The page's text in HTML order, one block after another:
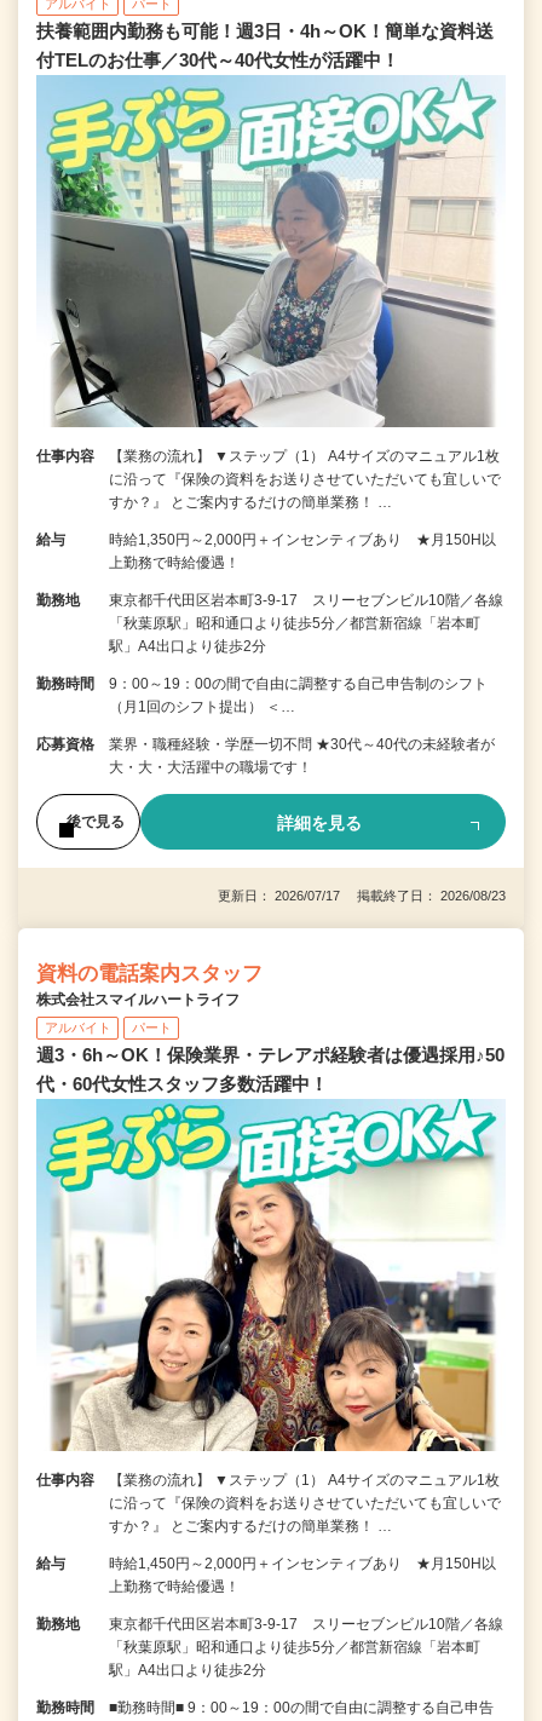
アルバイト パート
扶養範囲内勤務も可能！週3日・4h～OK！簡単な資料送
付TELのお仕事／30代～40代女性が活躍中！
仕事内容
【業務の流れ】 ▼ステップ（1） A4サイズのマニュアル1枚
に沿って『保険の資料をお送りさせていただいても宜しいで
すか？』 とご案内するだけの簡単業務！ …
給与
時給1,350円～2,000円＋インセンティブあり ★月150H以
上勤務で時給優遇！
勤務地
東京都千代田区岩本町3-9-17 スリーセブンビル10階／各線
「秋葉原駅」昭和通口より徒歩5分／都営新宿線「岩本町
駅」A4出口より徒歩2分
勤務時間
9：00～19：00の間で自由に調整する自己申告制のシフト
（月1回のシフト提出） ＜…
応募資格
業界・職種経験・学歴一切不問 ★30代～40代の未経験者が
大・大・大活躍中の職場です！
後で見る 詳細を見る
更新日： 2026/07/17 掲載終了日： 2026/08/23
資料の電話案内スタッフ
株式会社スマイルハートライフ
アルバイト パート
週3・6h～OK！保険業界・テレアポ経験者は優遇採用♪50
代・60代女性スタッフ多数活躍中！
仕事内容
【業務の流れ】 ▼ステップ（1） A4サイズのマニュアル1枚
に沿って『保険の資料をお送りさせていただいても宜しいで
すか？』 とご案内するだけの簡単業務！ …
給与
時給1,450円～2,000円＋インセンティブあり ★月150H以
上勤務で時給優遇！
勤務地
東京都千代田区岩本町3-9-17 スリーセブンビル10階／各線
「秋葉原駅」昭和通口より徒歩5分／都営新宿線「岩本町
駅」A4出口より徒歩2分
勤務時間
■勤務時間■ 9：00～19：00の間で自由に調整する自己申告